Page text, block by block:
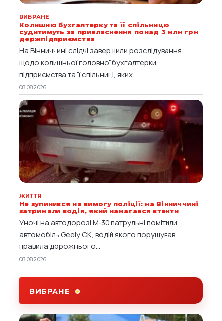
ВИБРАНЕ
Колишню бухгалтерку та її спільницю
судитимуть за привласнення понад 3 млн грн
держпідприємства
На Вінниччині слідчі завершили розслідування
щодо колишньої головної бухгалтерки
підприємства та її спільниці, яких...
08.08.2026
ЖИТТЯ
Не зупинився на вимогу поліції: на Вінниччині
затримали водія, який намагався втекти
Уночі на автодорозі М-30 патрульні помітили
автомобіль Geely CK, водій якого порушував
правила дорожнього...
08.08.2026
ВИБРАНЕ